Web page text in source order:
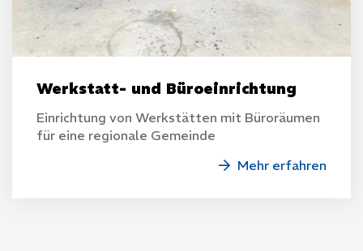
Werkstatt- und Büroeinrichtung
Einrichtung von Werkstätten mit Büroräumen
für eine regionale Gemeinde
Mehr erfahren